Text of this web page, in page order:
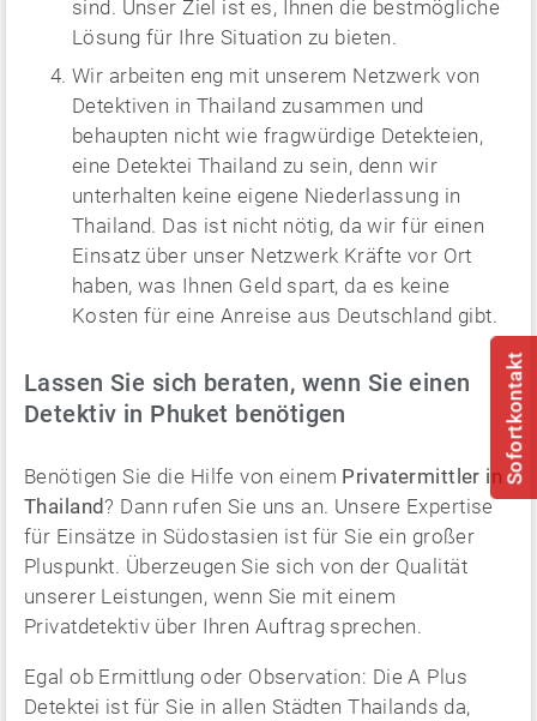
sind. Unser Ziel ist es, Ihnen die bestmögliche
Lösung für Ihre Situation zu bieten.
Wir arbeiten eng mit unserem Netzwerk von
Detektiven in Thailand zusammen und
behaupten nicht wie fragwürdige Detekteien,
eine Detektei Thailand zu sein, denn wir
unterhalten keine eigene Niederlassung in
Thailand. Das ist nicht nötig, da wir für einen
Einsatz über unser Netzwerk Kräfte vor Ort
haben, was Ihnen Geld spart, da es keine
Kosten für eine Anreise aus Deutschland gibt.
Lassen Sie sich beraten, wenn Sie einen
Detektiv in Phuket benötigen
Benötigen Sie die Hilfe von einem Privatermittler in
Thailand? Dann rufen Sie uns an. Unsere Expertise
für Einsätze in Südostasien ist für Sie ein großer
Pluspunkt. Überzeugen Sie sich von der Qualität
unserer Leistungen, wenn Sie mit einem
Privatdetektiv über Ihren Auftrag sprechen.
Egal ob Ermittlung oder Observation: Die A Plus
Detektei ist für Sie in allen Städten Thailands da,
Sofortkontakt